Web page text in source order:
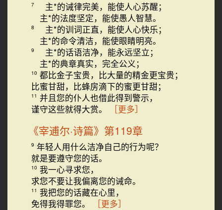
7
主*的诫律完美，能使人心苏醒；
主*的法度坚定，能使愚人智慧。
8
主*的训词正直，能使人心快乐；
主*的命令清洁，能使眼睛明亮。
9
主*的话语洁净，能永远坚立；
主*的典章真实，完全公义；
10 都比金子宝贵，比大量的精金更宝贵；
比蜜甘甜，比蜂房滴下的蜜更甘甜；
11 并且您的仆人也借此得到警示，
谨守这些就得大赏。
［更多］
《宰逋尔·诗篇》第119章
9 年轻人用什么洁净自己的行为呢？
就是要遵守您的话。
10 我一心寻求您，
求您不要让我偏离您的诫命。
11 我把您的话藏在心里，
免得我得罪您。
［更多］